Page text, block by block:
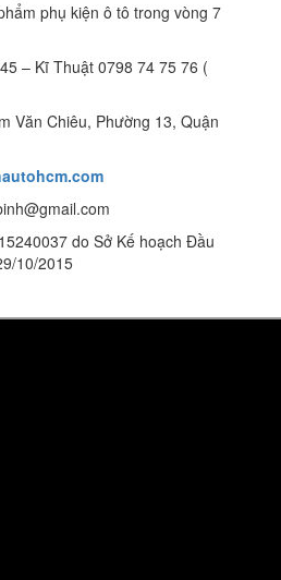
phụ kiện ô tô trong vòng 7
– Kĩ Thuật 0798 74 75 76 (
Văn Chiêu, Phường 13, Quận
do Sở Kế hoạch Đầu
10/2015